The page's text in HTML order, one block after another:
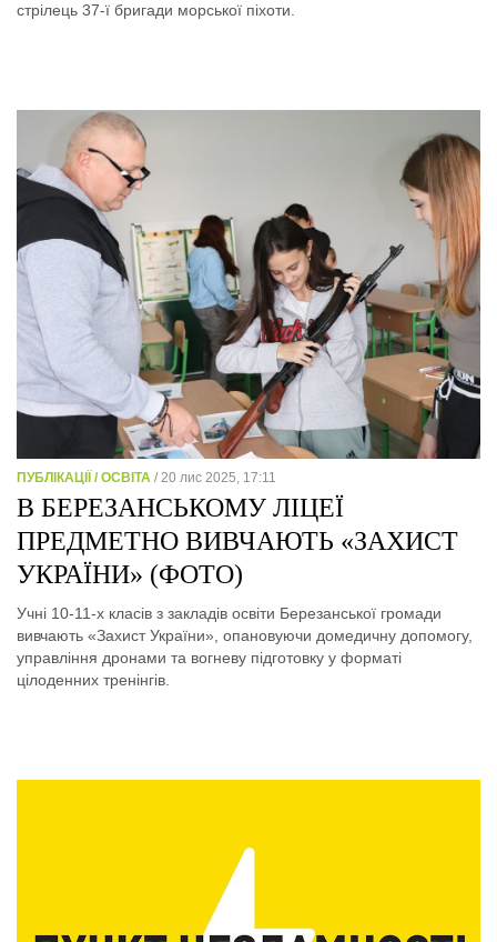
стрілець 37-ї бригади морської піхоти.
ПУБЛІКАЦІЇ / ОСВІТА / 20 лис 2025, 17:11
В БЕРЕЗАНСЬКОМУ ЛІЦЕЇ
ПРЕДМЕТНО ВИВЧАЮТЬ «ЗАХИСТ
УКРАЇНИ» (ФОТО)
Учні 10-11-х класів з закладів освіти Березанської громади
вивчають «Захист України», опановуючи домедичну допомогу,
управління дронами та вогневу підготовку у форматі
цілоденних тренінгів.